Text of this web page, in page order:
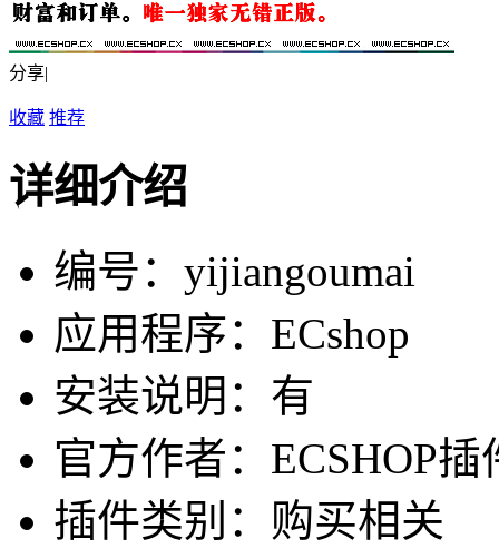
分享|
收藏 推荐
详细介绍
编号：yijiangoumai
应用程序：ECshop
安装说明：有
官方作者：ECSHOP插
插件类别：购买相关